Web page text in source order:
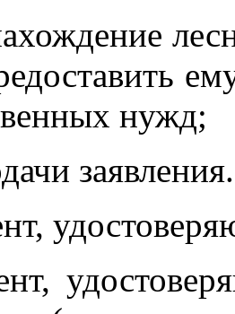
нужд;
заявления.